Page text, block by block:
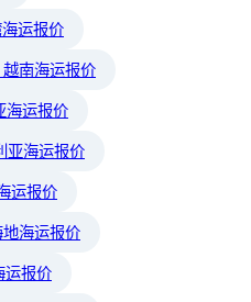
运报价
南海运报价
海运报价
亚海运报价
运报价
海运报价
运报价